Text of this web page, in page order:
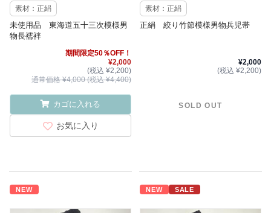
素材：正絹
未使用品 東海道五十三次模様男
物長襦袢
期間限定50％OFF！
¥2,000
(税込 ¥2,200)
通常価格 ¥4,000 (税込 ¥4,400)
カゴに入れる
お気に入り
素材：正絹
正絹 絞り竹節模様男物兵児帯
¥2,000
(税込 ¥2,200)
SOLD OUT
NEW NEW SALE